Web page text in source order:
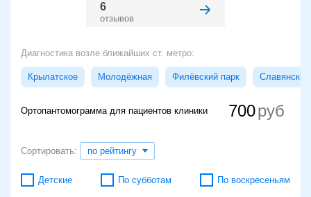
6
отзывов
Диагностика возле ближайших ст. метро:
Крылатское Молодёжная Филёвский парк
Ортопантомограмма для пациентов клиники 700
Сортировать: по рейтингу
Детские По субботам По воскресеньям